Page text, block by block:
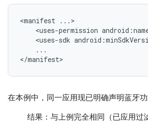
<manifest
<uses-permission
<uses-sdk
...
</manifest>
在本例中，同一应用现已明确声明蓝牙功
结果：与上例完全相同（已应用过